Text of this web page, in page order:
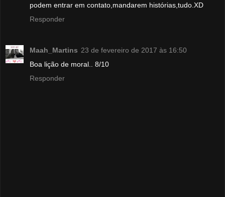
podem entrar em contato,mandarem histórias,tudo.XD
Responder
Maah_Martins 23 de fevereiro de 2017 às 16:50
Boa lição de moral.. 8/10
Responder